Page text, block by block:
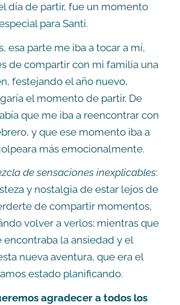
día de partir, fue un momento
para Santi.
esa parte me iba a tocar a mí,
de compartir con mi familia una
festejando el año nuevo,
el momento de partir. De
que me iba a reencontrar con
y que ese momento iba a
más emocionalmente.
de sensaciones inexplicables:
y nostalgia de estar lejos de
de compartir momentos,
volver a verlos; mientras que
la ansiedad y el
nueva aventura, que era el
estado planificando.
agradecer a todos los